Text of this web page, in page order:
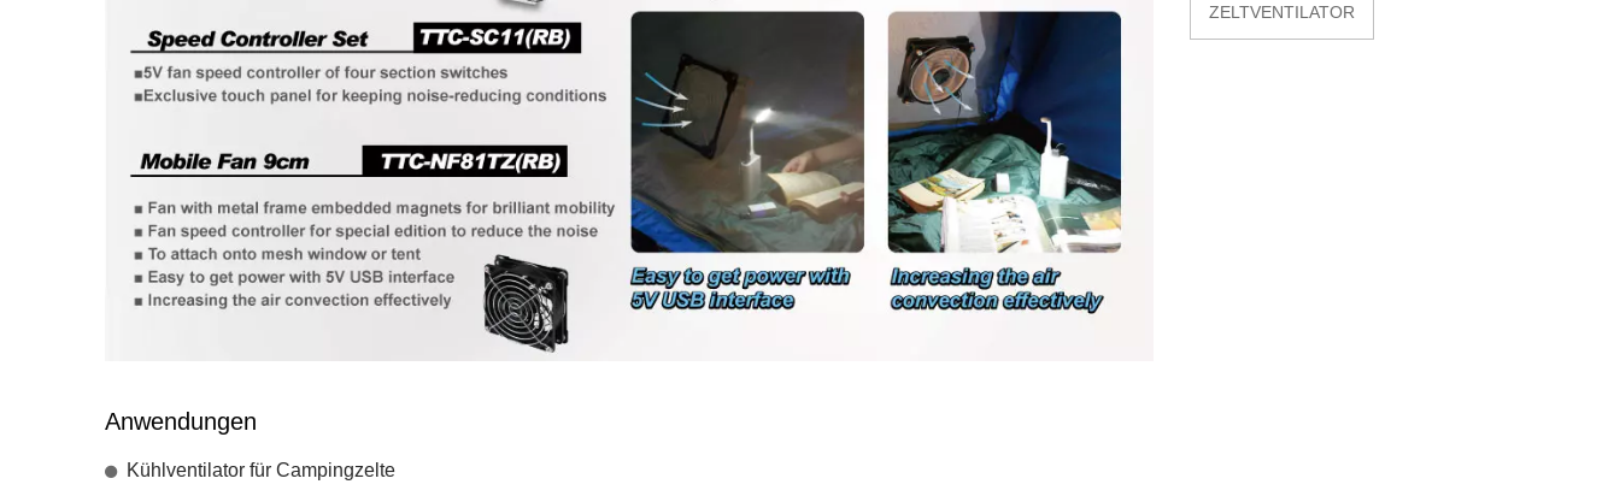
Anwendungen
Kühlventilator für Campingzelte
ZELTVENTILATOR